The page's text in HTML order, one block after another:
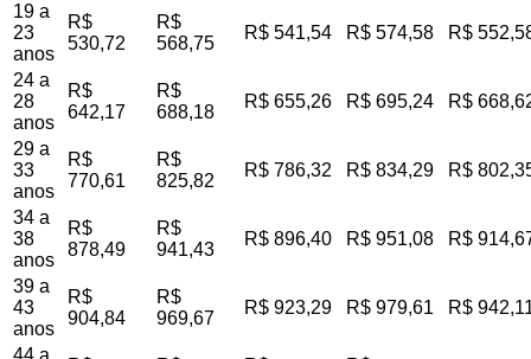
19 a
23
anos
R$
530,72
R$
568,75
R$ 541,54 R$ 574,58 R$
24 a
28
anos
R$
642,17
R$
688,18
R$ 655,26 R$ 695,24 R$
29 a
33
anos
R$
770,61
R$
825,82
R$ 786,32 R$ 834,29 R$
34 a
38
anos
R$
878,49
R$
941,43
R$ 896,40 R$ 951,08 R$
39 a
43
anos
R$
904,84
R$
969,67
R$ 923,29 R$ 979,61 R$